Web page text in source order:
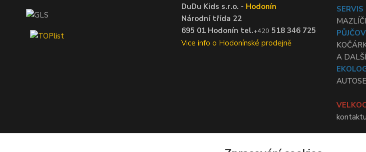
DuDu Kids s.r.o. - Hodonín
Národní třída 22
695 01 Hodonín tel.+420 518 346 725
Vice info o Hodonínské prodejně
SERVIS
A